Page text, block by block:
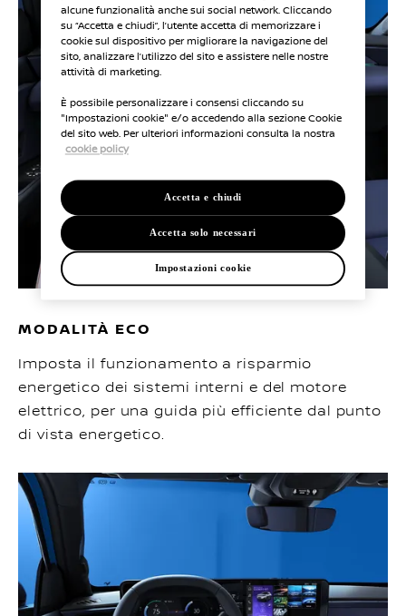
MODALITÀ ECO
Imposta il funzionamento a risparmio
energetico dei sistemi interni e del motore
elettrico, per una guida più efficiente dal punto
di vista energetico.
alcune funzionalità anche sui social network. Cliccando
su “Accetta e chiudi”, l’utente accetta di memorizzare i
cookie sul dispositivo per migliorare la navigazione del
sito, analizzare l’utilizzo del sito e assistere nelle nostre
attività di marketing.
È possibile personalizzare i consensi cliccando su
"Impostazioni cookie" e/o accedendo alla sezione Cookie
del sito web. Per ulteriori informazioni consulta la nostra
cookie policy
Accetta solo necessari
Accetta e chiudi
Impostazioni cookie